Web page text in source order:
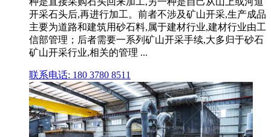
开采石头后,再进行加工。前者不涉及矿山开采,生产成品
主要为道路和建筑用砂石料,属于建材行业,建材行业由工
信部管理；后者需要一系列矿山开采手续,大多归于砂石
矿山开采行业,相关的管理 ...
联系电话: 180 3780 8511